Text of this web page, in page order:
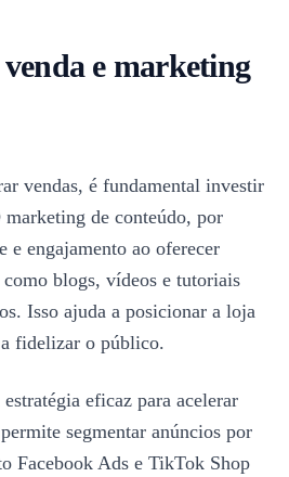
e marketing
vendas, é fundamental investir
de conteúdo, por
e engajamento ao oferecer
blogs, vídeos e tutoriais
Isso ajuda a posicionar a loja
fidelizar o público.
eficaz para acelerar
segmentar anúncios por
Facebook Ads e TikTok Shop